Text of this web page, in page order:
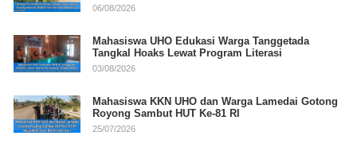
06/08/2026
Mahasiswa UHO Edukasi Warga Tanggetada
Tangkal Hoaks Lewat Program Literasi
03/08/2026
Mahasiswa KKN UHO dan Warga Lamedai Gotong
Royong Sambut HUT Ke-81 RI
25/07/2026